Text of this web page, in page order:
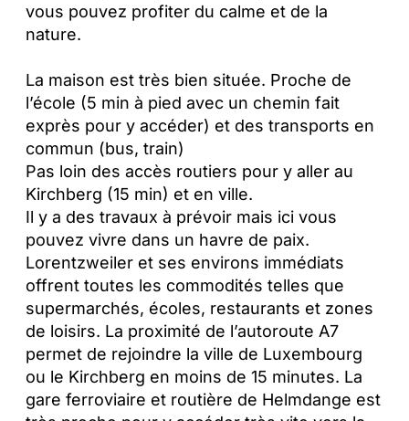
vous pouvez profiter du calme et de la
nature.
La maison est très bien située. Proche de
l’école (5 min à pied avec un chemin fait
exprès pour y accéder) et des transports en
commun (bus, train)
Pas loin des accès routiers pour y aller au
Kirchberg (15 min) et en ville.
Il y a des travaux à prévoir mais ici vous
pouvez vivre dans un havre de paix.
Lorentzweiler et ses environs immédiats
offrent toutes les commodités telles que
supermarchés, écoles, restaurants et zones
de loisirs. La proximité de l’autoroute A7
permet de rejoindre la ville de Luxembourg
ou le Kirchberg en moins de 15 minutes. La
gare ferroviaire et routière de Helmdange est